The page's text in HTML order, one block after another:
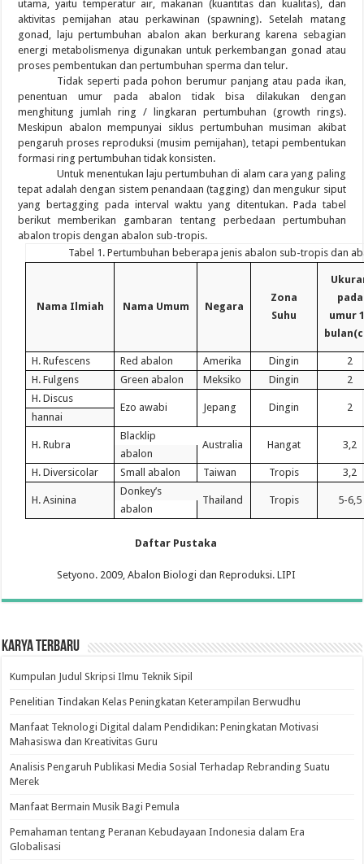
utama, yaitu temperatur air, makanan (kuantitas dan kualitas), dan
aktivitas pemijahan atau perkawinan (spawning). Setelah matang
gonad, laju pertumbuhan abalon akan berkurang karena sebagian
energi metabolismenya digunakan untuk perkembangan gonad atau
proses pembentukan dan pertumbuhan sperma dan telur.
Tidak seperti pada pohon berumur panjang atau pada ikan,
penentuan umur pada abalon tidak bisa dilakukan dengan
menghitung jumlah ring / lingkaran pertumbuhan (growth rings).
Meskipun abalon mempunyai siklus pertumbuhan musiman akibat
pengaruh proses reproduksi (musim pemijahan), tetapi pembentukan
formasi ring pertumbuhan tidak konsisten.
Untuk menentukan laju pertumbuhan di alam cara yang paling
tepat adalah dengan sistem penandaan (tagging) dan mengukur siput
yang bertagging pada interval waktu yang ditentukan. Pada tabel
berikut memberikan gambaran tentang perbedaan pertumbuhan
abalon tropis dengan abalon sub-tropis.
Tabel 1. Pertumbuhan beberapa jenis abalon sub-tropis dan
Nama Ilmiah Nama Umum Negara
Zona
Suhu
pada
umur
H. Rufescens Red abalon Amerika Dingin
2
H. Fulgens
Green abalon Meksiko Dingin
2
H. Discus
Ezo awabi Jepang Dingin
2
hannai
H. Rubra
Blacklip
Australia Hangat 3,2
abalon
H. Diversicolar
Small abalon Taiwan Tropis 3,2
H. Asinina
Donkey’s
Thailand Tropis 5-6,5
abalon
Daftar Pustaka
Setyono. 2009, Abalon Biologi dan Reproduksi. LIPI
Karya Terbaru
Kumpulan Judul Skripsi Ilmu Teknik Sipil
Penelitian Tindakan Kelas Peningkatan Keterampilan Berwudhu
Manfaat Teknologi Digital dalam Pendidikan: Peningkatan Motivasi
Mahasiswa dan Kreativitas Guru
Analisis Pengaruh Publikasi Media Sosial Terhadap Rebranding Suatu
Merek
Manfaat Bermain Musik Bagi Pemula
Pemahaman tentang Peranan Kebudayaan Indonesia dalam Era
Globalisasi